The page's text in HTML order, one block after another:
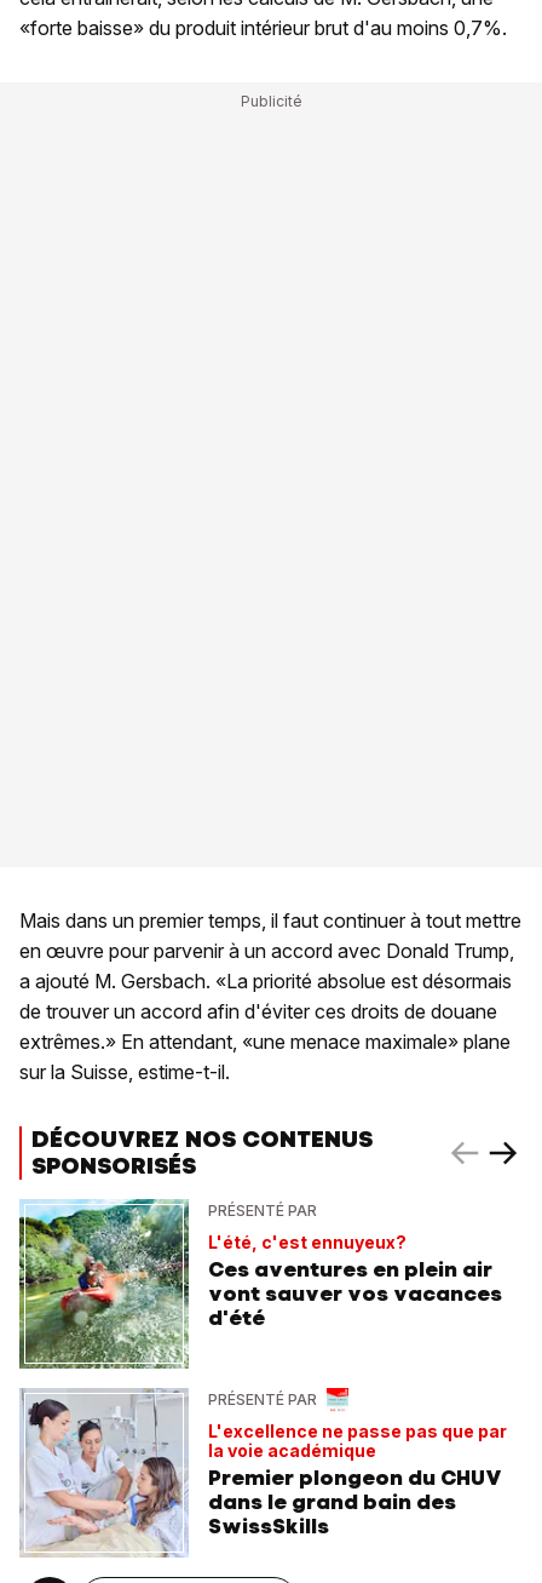
«forte baisse» du produit intérieur brut d'au moins 0,7%.
Mais dans un premier temps, il faut continuer à tout mettre
en œuvre pour parvenir à un accord avec Donald Trump,
a ajouté M. Gersbach. «La priorité absolue est désormais
de trouver un accord afin d'éviter ces droits de douane
extrêmes.» En attendant, «une menace maximale» plane
sur la Suisse, estime-t-il.
DÉCOUVREZ NOS CONTENUS
SPONSORISÉS
PRÉSENTÉ PAR
L'été, c'est ennuyeux?
Ces aventures en plein air
vont sauver vos vacances
d'été
PRÉSENTÉ PAR
L'excellence ne passe pas que par
la voie académique
Premier plongeon du CHUV
dans le grand bain des
SwissSkills